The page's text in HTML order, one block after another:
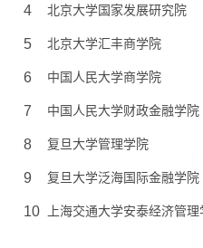
4 北京大学国家发展研究院
5 北京大学汇丰商学院
6 中国人民大学商学院
7 中国人民大学财政金融学院
8 复旦大学管理学院
9 复旦大学泛海国际金融学院
10 上海交通大学安泰经济管理